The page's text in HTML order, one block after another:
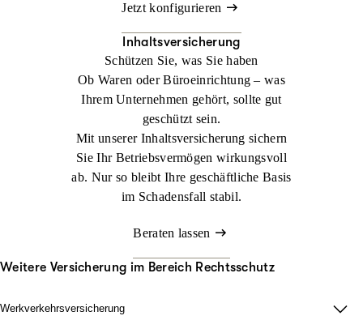
Jetzt konfigurieren
Inhaltsversicherung
Schützen Sie, was Sie haben
Ob Waren oder Büroeinrichtung – was
Ihrem Unternehmen gehört, sollte gut
geschützt sein.
Mit unserer Inhaltsversicherung sichern
Sie Ihr Betriebsvermögen wirkungsvoll
ab. Nur so bleibt Ihre geschäftliche Basis
im Schadensfall stabil.
Beraten lassen
Weitere Versicherung im Bereich Rechtsschutz
Werkverkehrsversicherung